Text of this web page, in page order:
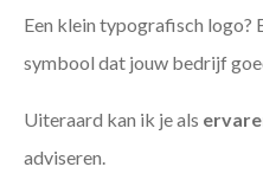
Een klein typografisch logo?
symbool dat jouw bedrijf
Uiteraard kan ik je als
adviseren.